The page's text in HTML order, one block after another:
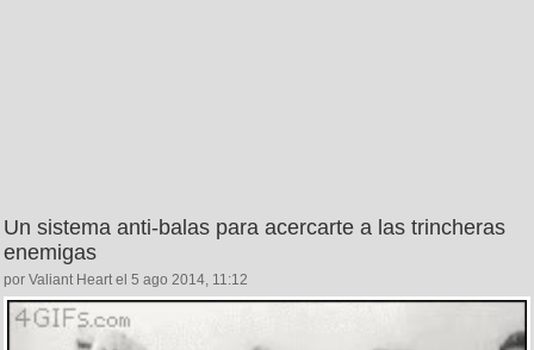
Un sistema anti-balas para acercarte a las trincheras
enemigas
por Valiant Heart el 5 ago 2014, 11:12